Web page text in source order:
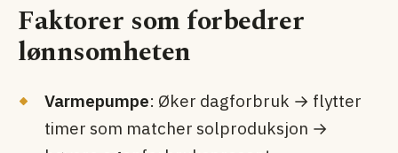
Faktorer som forbedrer
lønnsomheten
Varmepumpe: Øker dagforbruk → flytter
timer som matcher solproduksjon →